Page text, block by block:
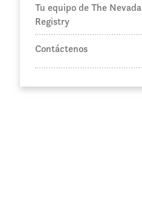
Tu equipo de The Nevada
Registry
Contáctenos